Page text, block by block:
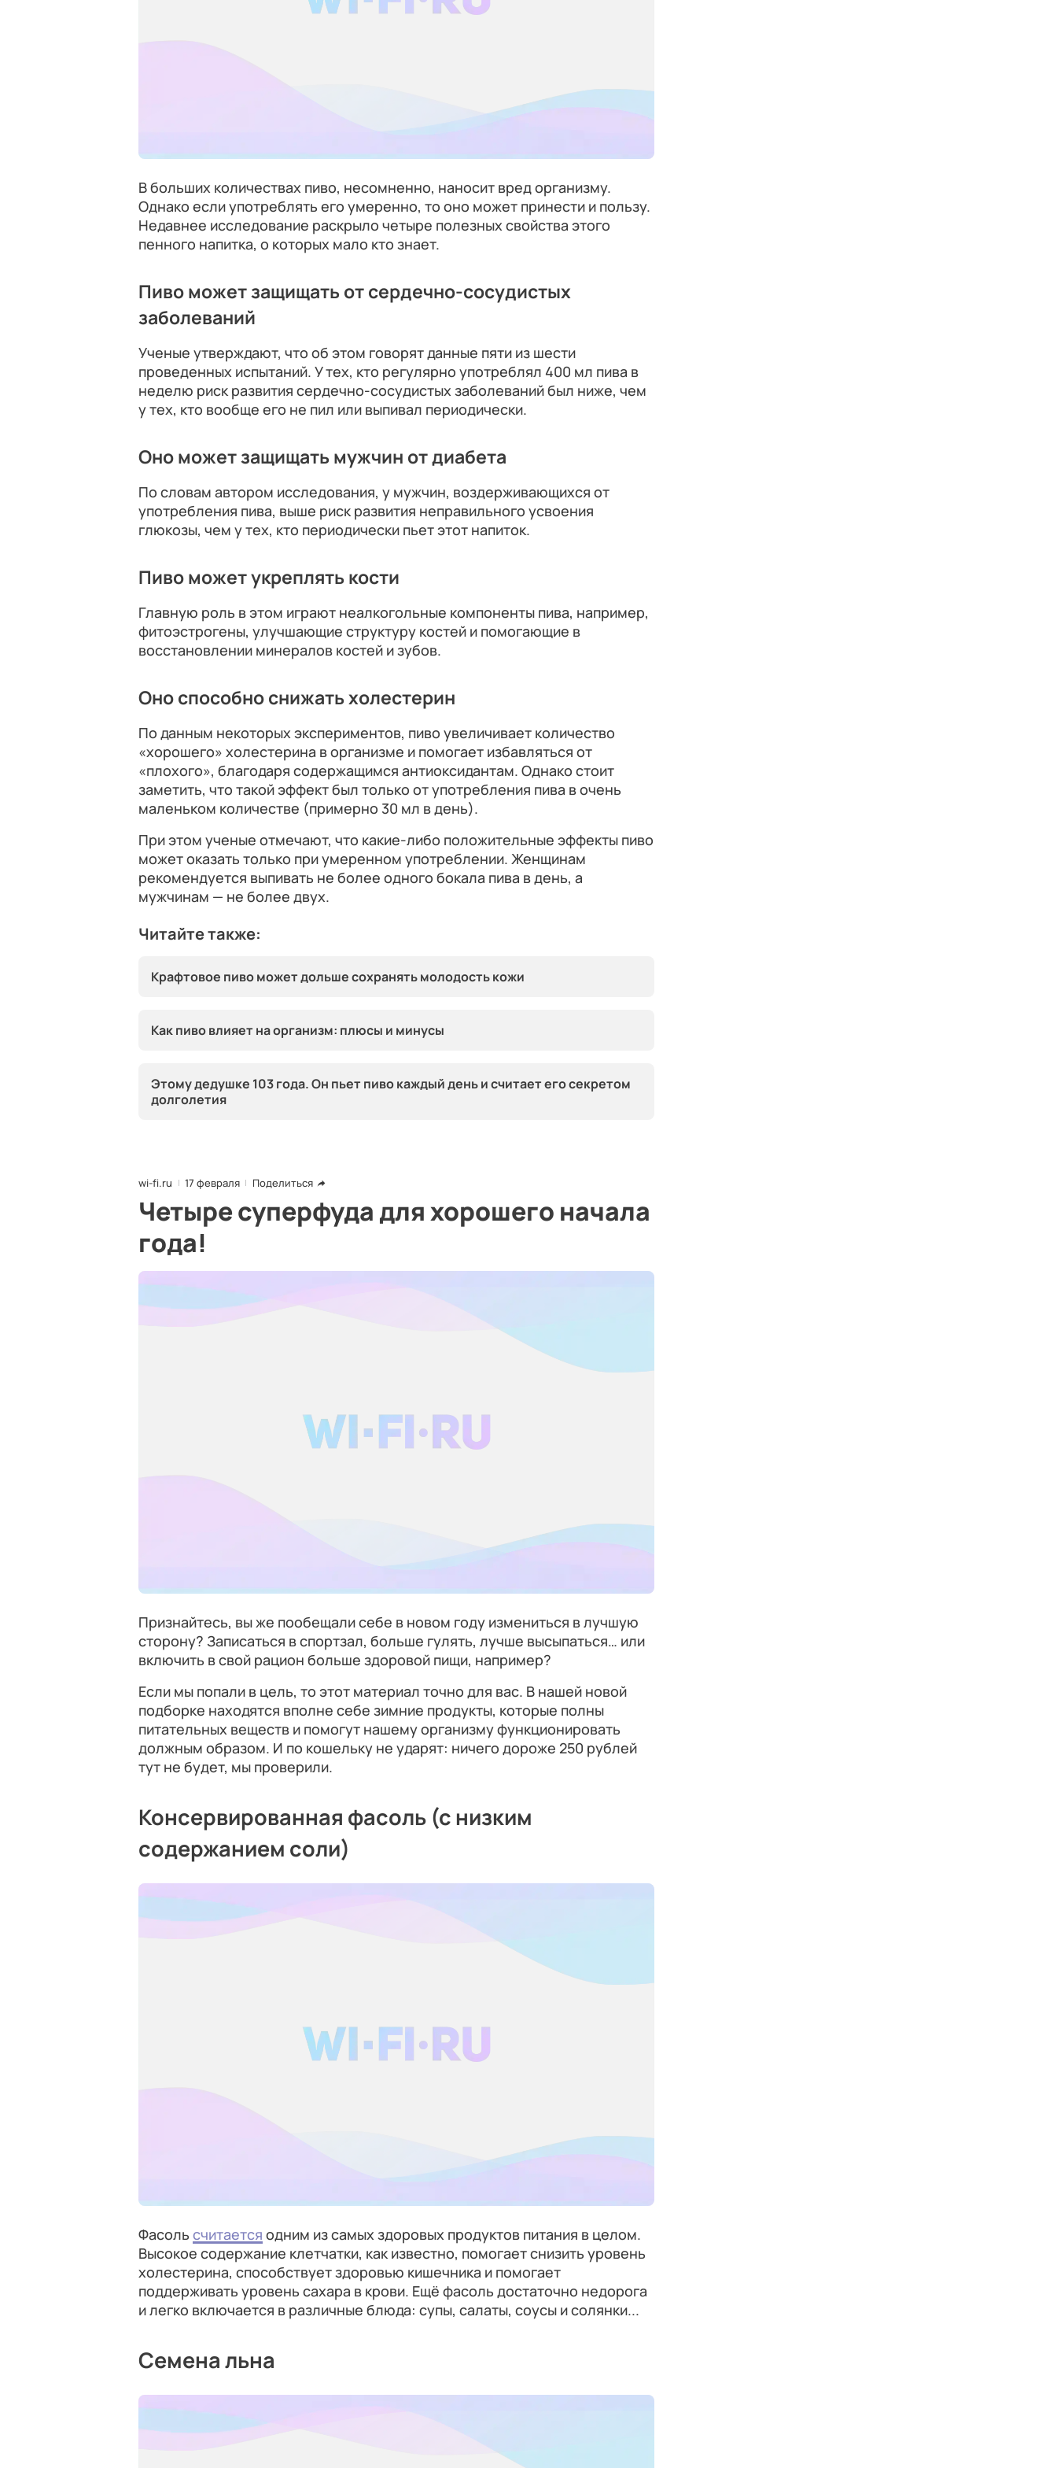
В больших количествах пиво, несомненно, наносит вред организму.
Однако если употреблять его умеренно, то оно может принести и пользу.
Недавнее исследование раскрыло четыре полезных свойства этого
пенного напитка, о которых мало кто знает.
Пиво может защищать от сердечно-сосудистых
заболеваний
Ученые утверждают, что об этом говорят данные пяти из шести
проведенных испытаний. У тех, кто регулярно употреблял 400 мл пива в
неделю риск развития сердечно-сосудистых заболеваний был ниже, чем
у тех, кто вообще его не пил или выпивал периодически.
Оно может защищать мужчин от диабета
По словам автором исследования, у мужчин, воздерживающихся от
употребления пива, выше риск развития неправильного усвоения
глюкозы, чем у тех, кто периодически пьет этот напиток.
Пиво может укреплять кости
Главную роль в этом играют неалкогольные компоненты пива, например,
фитоэстрогены, улучшающие структуру костей и помогающие в
восстановлении минералов костей и зубов.
Оно способно снижать холестерин
По данным некоторых экспериментов, пиво увеличивает количество
«хорошего» холестерина в организме и помогает избавляться от
«плохого», благодаря содержащимся антиоксидантам. Однако стоит
заметить, что такой эффект был только от употребления пива в очень
маленьком количестве (примерно 30 мл в день).
При этом ученые отмечают, что какие-либо положительные эффекты пиво
может оказать только при умеренном употреблении. Женщинам
рекомендуется выпивать не более одного бокала пива в день, а
мужчинам — не более двух.
Читайте также:
Крафтовое пиво может дольше сохранять молодость кожи
Как пиво влияет на организм: плюсы и минусы
Этому дедушке 103 года. Он пьет пиво каждый день и считает его секретом
долголетия
wi-fi.ru 17 февраля Поделиться
Четыре суперфуда для хорошего начала
года!
Признайтесь, вы же пообещали себе в новом году измениться в лучшую
сторону? Записаться в спортзал, больше гулять, лучше высыпаться… или
включить в свой рацион больше здоровой пищи, например?
Если мы попали в цель, то этот материал точно для вас. В нашей новой
подборке находятся вполне себе зимние продукты, которые полны
питательных веществ и помогут нашему организму функционировать
должным образом. И по кошельку не ударят: ничего дороже 250 рублей
тут не будет, мы проверили.
Консервированная фасоль (с низким
содержанием соли)
Фасоль считается одним из самых здоровых продуктов питания в целом.
Высокое содержание клетчатки, как известно, помогает снизить уровень
холестерина, способствует здоровью кишечника и помогает
поддерживать уровень сахара в крови. Ещё фасоль достаточно недорога
и легко включается в различные блюда: супы, салаты, соусы и солянки...
Семена льна